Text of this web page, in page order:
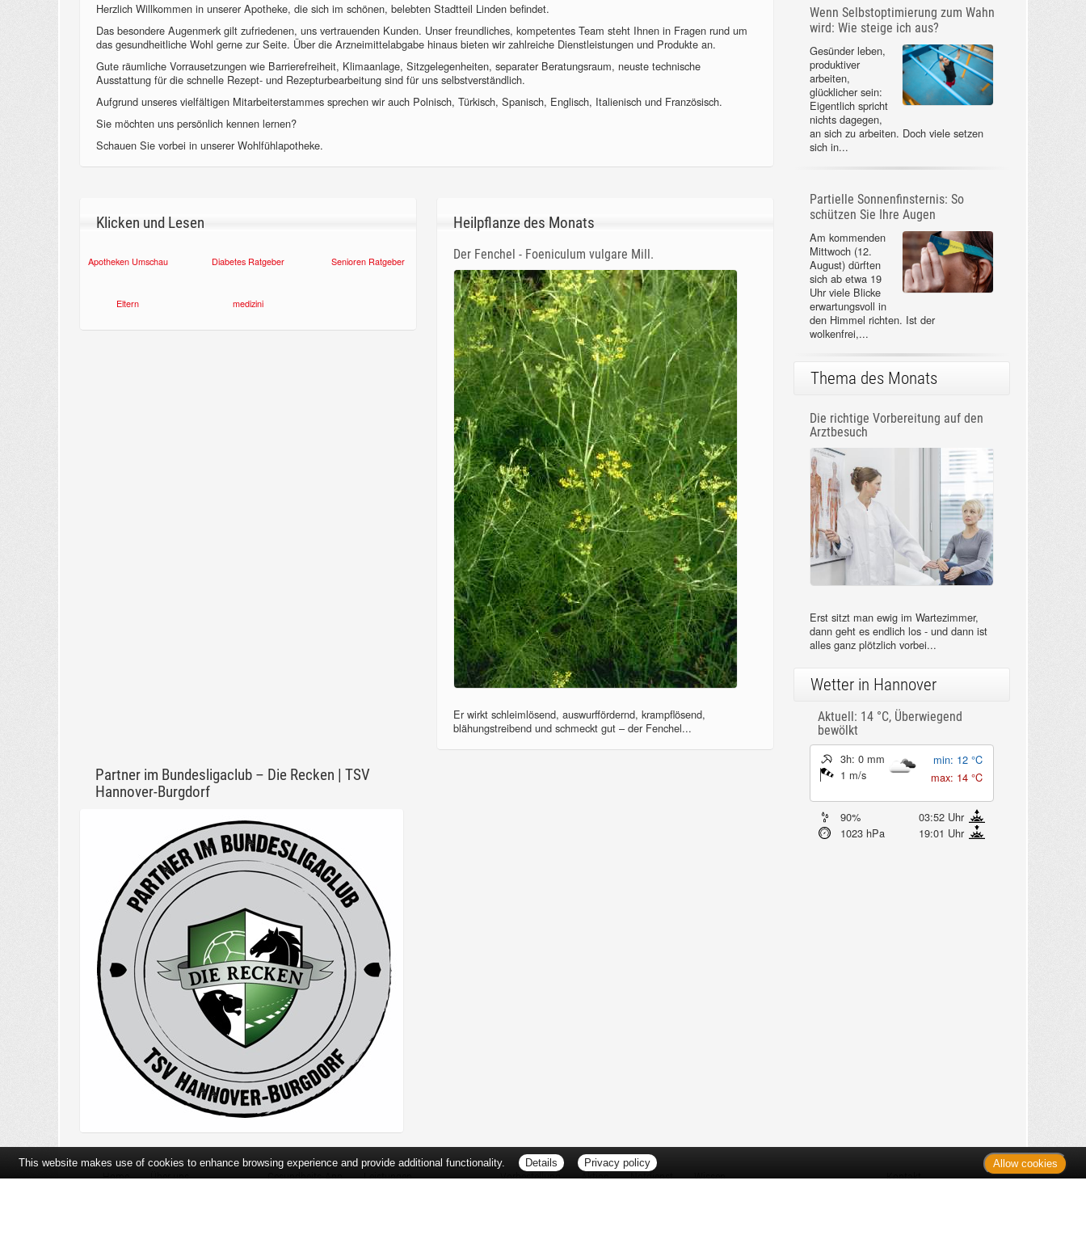
Herzlich Willkommen in unserer Apotheke, die sich im schönen, belebten Stadtteil Linden befindet.
Das besondere Augenmerk gilt zufriedenen, uns vertrauenden Kunden. Unser freundliches, kompetentes Team steht Ihnen in Fragen rund um
das gesundheitliche Wohl gerne zur Seite. Über die Arzneimittelabgabe hinaus bieten wir zahlreiche Dienstleistungen und Produkte an.
Gute räumliche Vorrausetzungen wie Barrierefreiheit, Klimaanlage, Sitzgelegenheiten, separater Beratungsraum, neuste technische
Ausstattung für die schnelle Rezept- und Rezepturbearbeitung sind für uns selbstverständlich.
Aufgrund unseres vielfältigen Mitarbeiterstammes sprechen wir auch Polnisch, Türkisch, Spanisch, Englisch, Italienisch und Französisch.
Sie möchten uns persönlich kennen lernen?
Schauen Sie vorbei in unserer Wohlfühlapotheke.
Klicken und Lesen
Apotheken Umschau Diabetes Ratgeber Senioren Ratgeber
Eltern medizini
Heilpflanze des Monats
Der Fenchel - Foeniculum vulgare Mill.
Er wirkt schleimlösend, auswurffördernd, krampflösend,
blähungstreibend und schmeckt gut – der Fenchel...
Partner im Bundesligaclub – Die Recken | TSV
Hannover-Burgdorf
Wenn Selbstoptimierung zum Wahn
wird: Wie steige ich aus?
Gesünder leben,
produktiver
arbeiten,
glücklicher sein:
Eigentlich spricht
nichts dagegen,
an sich zu arbeiten. Doch viele setzen
sich in...
Partielle Sonnenfinsternis: So
schützen Sie Ihre Augen
Am kommenden
Mittwoch (12.
August) dürften
sich ab etwa 19
Uhr viele Blicke
erwartungsvoll in
den Himmel richten. Ist der
wolkenfrei,...
Thema des Monats
Die richtige Vorbereitung auf den
Arztbesuch
Erst sitzt man ewig im Wartezimmer,
dann geht es endlich los - und dann ist
alles ganz plötzlich vorbei...
Wetter in Hannover
Aktuell: 14 °C, Überwiegend
bewölkt
3h: 0 mm
1 m/s
min: 12 °C
max: 14 °C
90%
03:52 Uhr
1023 hPa
19:01 Uhr
Home Über uns Gesundheits-App Leistungen Vorbestellung Aktion Notdienst Wissen Kontakt
This website makes use of cookies to enhance browsing experience and provide additional functionality. Details Privacy policy Allow cookies